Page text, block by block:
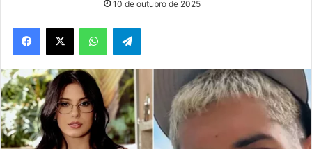
10 de outubro de 2025
WhatsAppTelegram